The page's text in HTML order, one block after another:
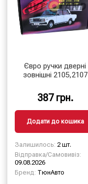
Євро ручки дверні
зовнішні 2105,2107
387 грн.
Додати до кошика
Залишилось: 2 шт.
Відправка/Самовивіз:
09.08.2026
Бренд: ТюнАвто